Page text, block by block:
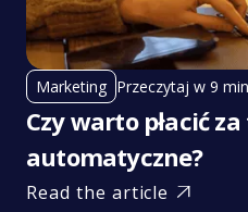
Marketing Przeczytaj w 9 min
Czy warto płacić
automatyczne?
Read the article 